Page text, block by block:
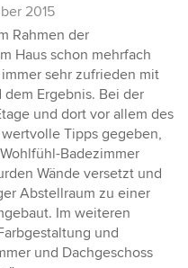
2015
Rahmen der
Haus schon mehrfach
sehr zufrieden mit
Ergebnis. Bei der
und dort vor allem des
Tipps gegeben,
Badezimmer
Wände versetzt und
Abstellraum zu einer
Im weiteren
und
und Dachgeschoss